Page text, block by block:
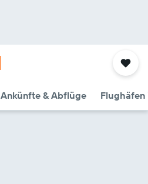
Ankünfte & Abflüge Flughäfen